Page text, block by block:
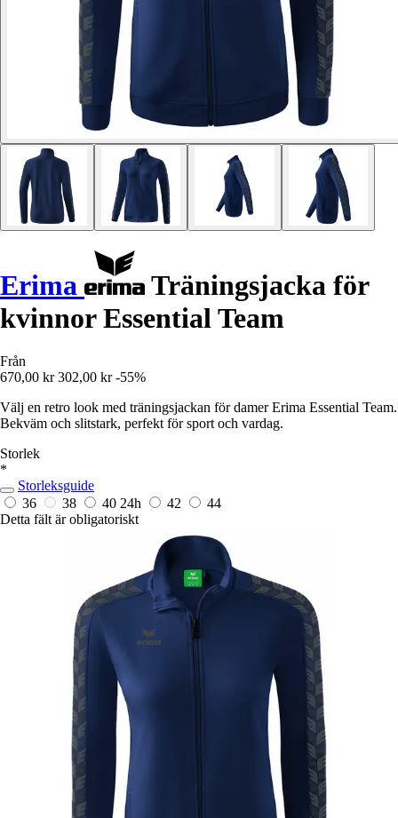
Erima
Träningsjacka för
kvinnor Essential Team
Från
670,00 kr 302,00 kr -55%
Välj en retro look med träningsjackan för damer Erima Essential Team.
Bekväm och slitstark, perfekt för sport och vardag.
Storlek
*
Storleksguide
36
38 40 24h 42
44
Detta fält är obligatoriskt